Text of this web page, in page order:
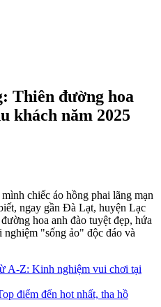
Thiên đường hoa
khách năm 2025
chiếc áo hồng phai lãng mạn
ngay gần Đà Lạt, huyện Lạc
hoa anh đào tuyệt đẹp, hứa
nghiệm "sống ảo" độc đáo và
A-Z: Kinh nghiệm vui chơi tại
điểm đến hot nhất, tha hồ